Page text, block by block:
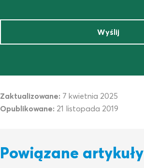
Wyślij
Zaktualizowane: 7 kwietnia 2025
Opublikowane: 21 listopada 2019
Powiązane artykuły